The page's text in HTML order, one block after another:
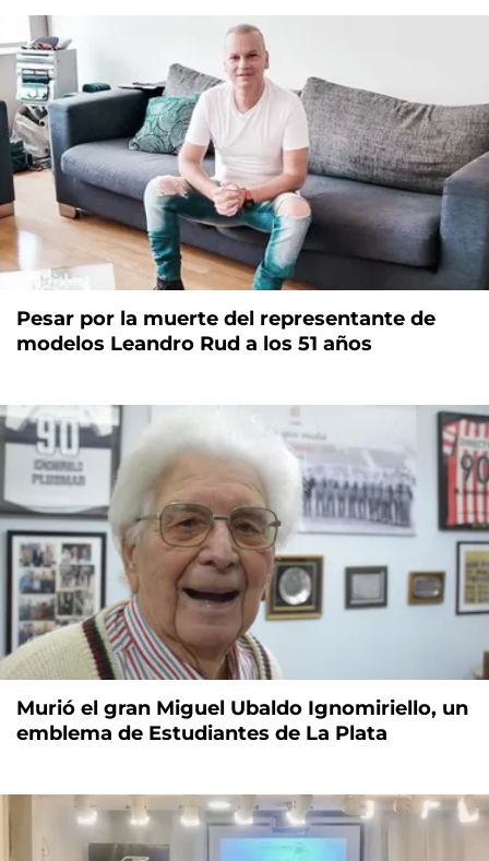
Pesar por la muerte del representante de
modelos Leandro Rud a los 51 años
Murió el gran Miguel Ubaldo Ignomiriello, un
emblema de Estudiantes de La Plata